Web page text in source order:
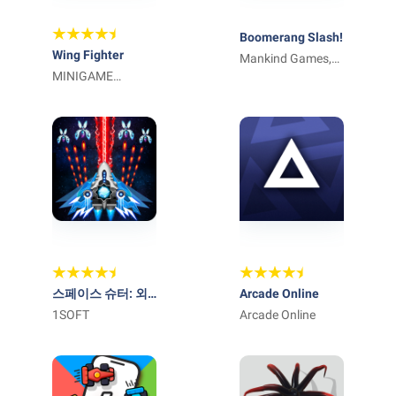
Wing Fighter
MINIGAME
LIMITED
Boomerang Slash!
Mankind Games,
스페이스 슈터: 외
계인 슈팅게임
1SOFT
Arcade Online
Arcade Online